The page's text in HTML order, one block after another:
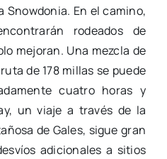
Snowdonia. En el camino,
rodeados de
mejoran. Una mezcla de
de 178 millas se puede
cuatro horas y
un viaje a través de la
de Gales, sigue gran
adicionales a sitios